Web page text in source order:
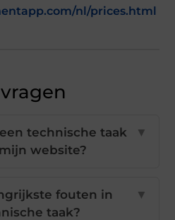
nl/prices.html
technische taak
website?
▼
fouten in
taak?
▼